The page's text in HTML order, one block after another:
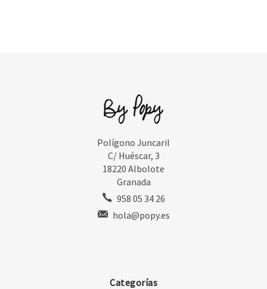
Polígono Juncaril
C/ Huéscar, 3
18220 Albolote
Granada
958 05 34 26
hola@popy.es
Categorías